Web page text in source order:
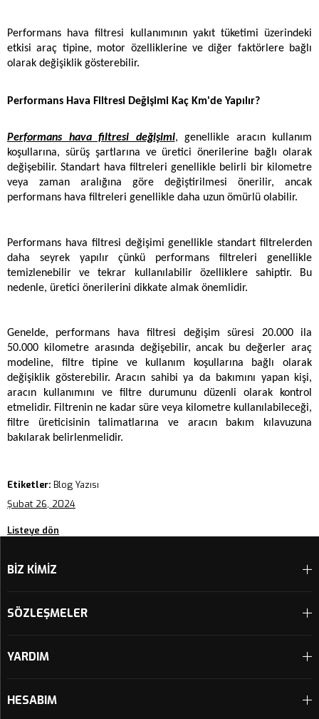
Performans hava filtresi kullanımının yakıt tüketimi üzerindeki
etkisi araç tipine, motor özelliklerine ve diğer faktörlere bağlı
olarak değişiklik gösterebilir.
Performans Hava Filtresi Değişimi Kaç Km'de Yapılır?
Performans hava filtresi değişimi, genellikle aracın kullanım
koşullarına, sürüş şartlarına ve üretici önerilerine bağlı olarak
değişebilir. Standart hava filtreleri genellikle belirli bir kilometre
veya zaman aralığına göre değiştirilmesi önerilir, ancak
performans hava filtreleri genellikle daha uzun ömürlü olabilir.
Performans hava filtresi değişimi genellikle standart filtrelerden
daha seyrek yapılır çünkü performans filtreleri genellikle
temizlenebilir ve tekrar kullanılabilir özelliklere sahiptir. Bu
nedenle, üretici önerilerini dikkate almak önemlidir.
Genelde, performans hava filtresi değişim süresi 20.000 ila
50.000 kilometre arasında değişebilir, ancak bu değerler araç
modeline, filtre tipine ve kullanım koşullarına bağlı olarak
değişiklik gösterebilir. Aracın sahibi ya da bakımını yapan kişi,
aracın kullanımını ve filtre durumunu düzenli olarak kontrol
etmelidir. Filtrenin ne kadar süre veya kilometre kullanılabileceği,
filtre üreticisinin talimatlarına ve aracın bakım kılavuzuna
bakılarak belirlenmelidir.
Etiketler: Blog Yazısı
Şubat 26, 2024
Listeye dön
BİZ KİMİZ
SÖZLEŞMELER
YARDIM
HESABIM